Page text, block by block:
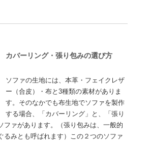
カバーリング・張り包みの選び方
ソファの生地には、本革・フェイクレザ
ー（合皮）・布と3種類の素材がありま
す。そのなかでも布生地でソファを製作
する場合、「カバーリング」と、「張り
ファがあります。（張り包みは、一般的
るみとも呼ばれます）この２つのソファ